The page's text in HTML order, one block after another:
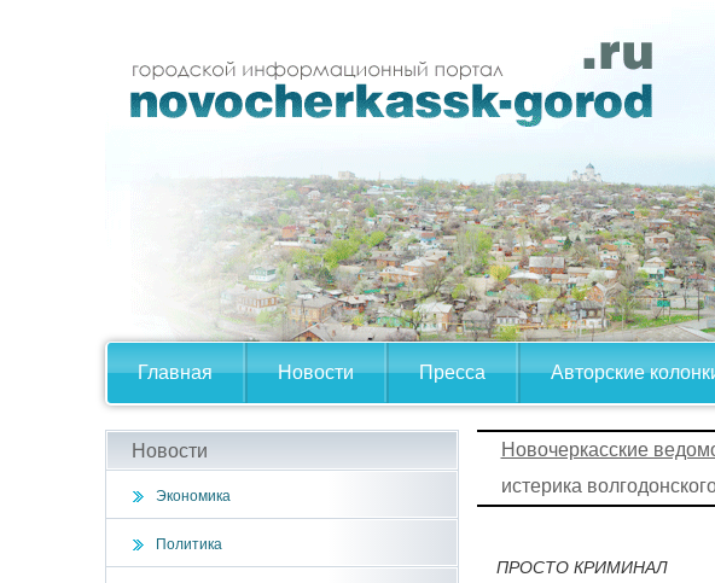
Главная Новости Пресса Авторские
Новости
Экономика
Политика
Новочеркасские
истерика
ПРОСТО КРИМИНАЛ